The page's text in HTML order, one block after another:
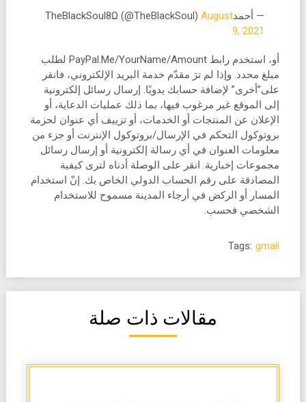
— أحمدTheBlackSoul8Ω (@TheBlackSoul)August
9, 2021
أو، استخدم رابط PayPal.Me/YourName/Amount لطلب
مبلغ محدد. وإذا لم ترَ مقدّم خدمة البريد الإلكتروني، فانقر
على”أخرى” لإضافة حسابك يدويًا. إرسال رسائل إلكترونية
إلى الموقع غير مرغوب فيها، بما ذلك عمليات الدعاية، أو
الإعلان عن المنتجات أو الخدمات، أو تزييف أي عنوان لحزمة
بروتوكول التحكم في الإرسال/بروتوكول الإنترنت أو جزء من
معلومات العنوان في أي رسالة إلكترونية أو إرسال رسائل
مجموعات إخبارية. انقر على الوصلة أدناه لترى كيفية
المصادقة على رقم الحساب الدولي الخاص بك. إنّ استخدام
المسار أو الركض في أرجاء المدينة مسموح للاستخدام
الشخصي فحسب.
Tags: gmail
مقالات ذات صلة